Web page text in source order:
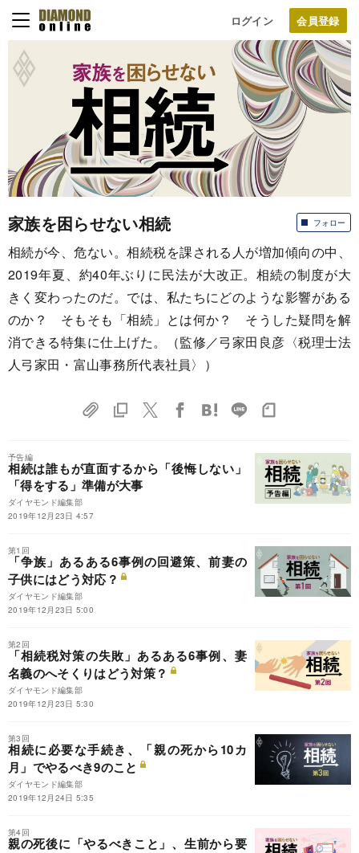
ログイン
フォロー
家族を困らせない相続
相続が今、危ない。相続税を課される人が増加傾向の中、
2019年夏、約40年ぶりに民法が大改正。相続の制度が大
きく変わったのだ。では、私たちにどのような影響がある
のか？ そもそも「相続」とは何か？ そうした疑問を解
消できる特集に仕上げた。（監修／弓家田良彦〈税理士法
人弓家田・富山事務所代表社員〉）
予告編
相続は誰もが直面するから「後悔しない」
「得をする」準備が大事
ダイヤモンド編集部
2019年12月23日 4:57
第1回
「争族」あるある6事例の回避策、前妻の
子供にはどう対応？
ダイヤモンド編集部
2019年12月23日 5:00
第2回
「相続税対策の失敗」あるある6事例、妻
名義のへそくりはどう対策？
ダイヤモンド編集部
2019年12月23日 5:30
第3回
相続に必要な手続き、「親の死から10カ
月」でやるべき9のこと
ダイヤモンド編集部
2019年12月24日 5:35
第4回
親の死後に「やるべきこと」、生前から要